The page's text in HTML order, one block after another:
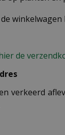
winkelwagen
de
verkeerd